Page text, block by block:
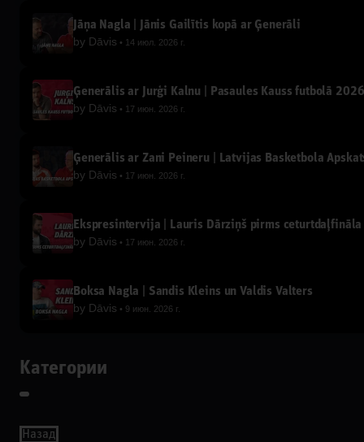
Jāņa Nagla | Jānis Gailītis kopā ar Ģenerāli
by Dāvis 14 июл. 2026 г.
Ģenerālis ar Jurģi Kalnu | Pasaules Kauss futbolā 2026
by Dāvis 17 июн. 2026 г.
Ģenerālis ar Žani Peineru | Latvijas Basketbola
by Dāvis 17 июн. 2026 г.
Ekspresintervija | Lauris Dārziņš pirms ceturtdaļfināla
by Dāvis 17 июн. 2026 г.
Boksa Nagla | Sandis Kleins un Valdis Valters
by Dāvis 9 июн. 2026 г.
Категории
Назад